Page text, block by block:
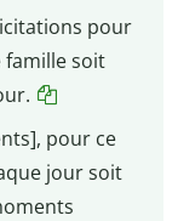
pour
famille soit
pour ce
jour soit